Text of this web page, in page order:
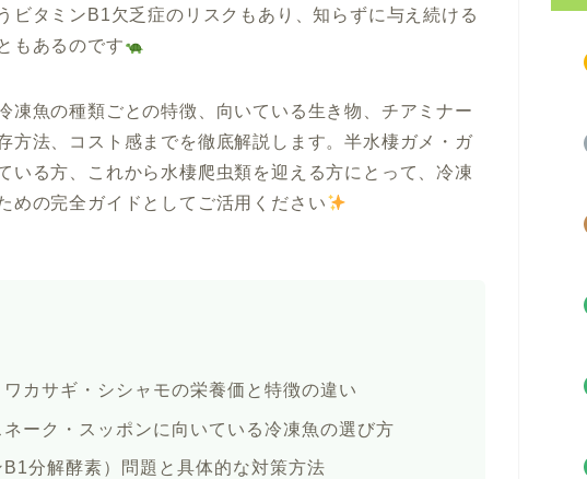
ビタミンB1欠乏症のリスクもあり、知らずに与え続ける
もあるのです
凍魚の種類ごとの特徴、向いている生き物、チアミナー
方法、コスト感までを徹底解説します。半水棲ガメ・ガ
いる方、これから水棲爬虫類を迎える方にとって、冷凍
めの完全ガイドとしてご活用ください
カサギ・シシャモの栄養価と特徴の違い
ーク・スッポンに向いている冷凍魚の選び方
分解酵素）問題と具体的な対策方法